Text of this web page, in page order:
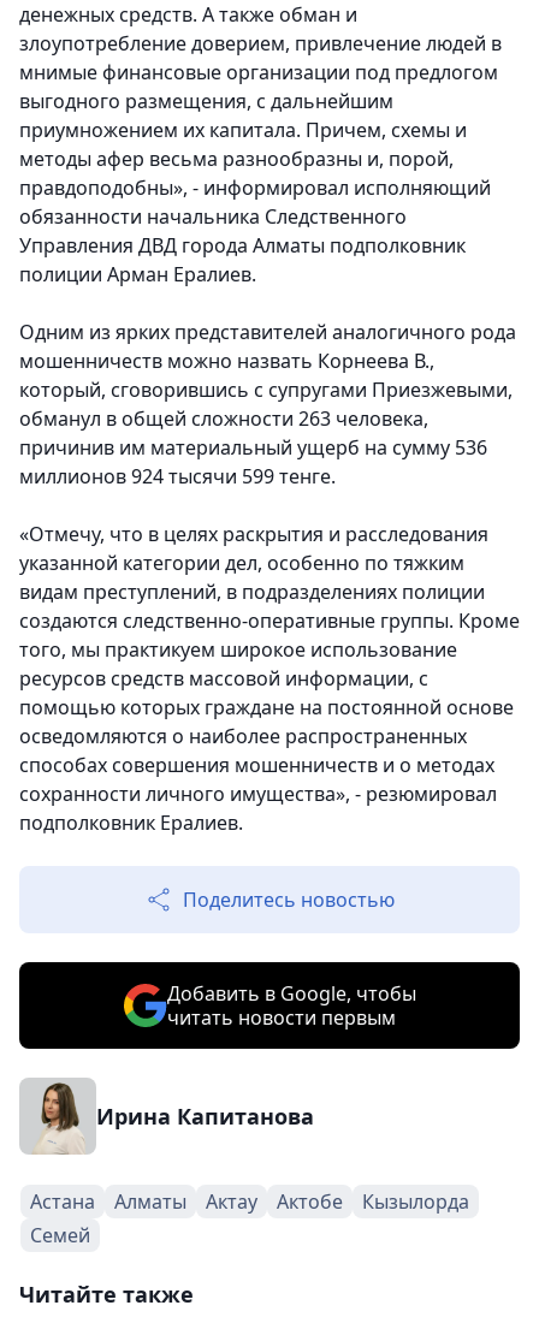
денежных средств. А также обман и
злоупотребление доверием, привлечение людей в
мнимые финансовые организации под предлогом
выгодного размещения, с дальнейшим
приумножением их капитала. Причем, схемы и
методы афер весьма разнообразны и, порой,
правдоподобны», - информировал исполняющий
обязанности начальника Следственного
Управления ДВД города Алматы подполковник
полиции Арман Ералиев.
Одним из ярких представителей аналогичного рода
мошенничеств можно назвать Корнеева В.,
который, сговорившись с супругами Приезжевыми,
обманул в общей сложности 263 человека,
причинив им материальный ущерб на сумму 536
миллионов 924 тысячи 599 тенге.
«Отмечу, что в целях раскрытия и расследования
указанной категории дел, особенно по тяжким
видам преступлений, в подразделениях полиции
создаются следственно-оперативные группы. Кроме
того, мы практикуем широкое использование
ресурсов средств массовой информации, с
помощью которых граждане на постоянной основе
осведомляются о наиболее распространенных
способах совершения мошенничеств и о методах
сохранности личного имущества», - резюмировал
подполковник Ералиев.
Поделитесь новостью
Добавить в Google, чтобы
читать новости первым
Ирина Капитанова
Астана Алматы Актау Актобе
Кызылорда
Семей
Читайте также